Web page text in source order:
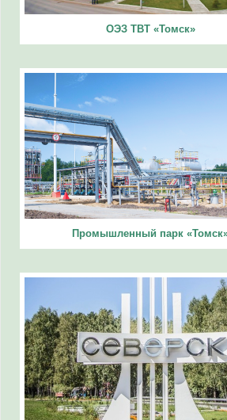
ОЭЗ ТВТ «Томск»
Промышленный парк